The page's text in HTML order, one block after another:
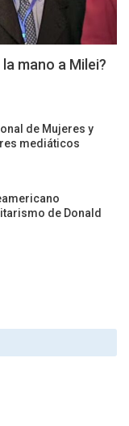
mano a Milei?
de Mujeres y
mediáticos
de Donald